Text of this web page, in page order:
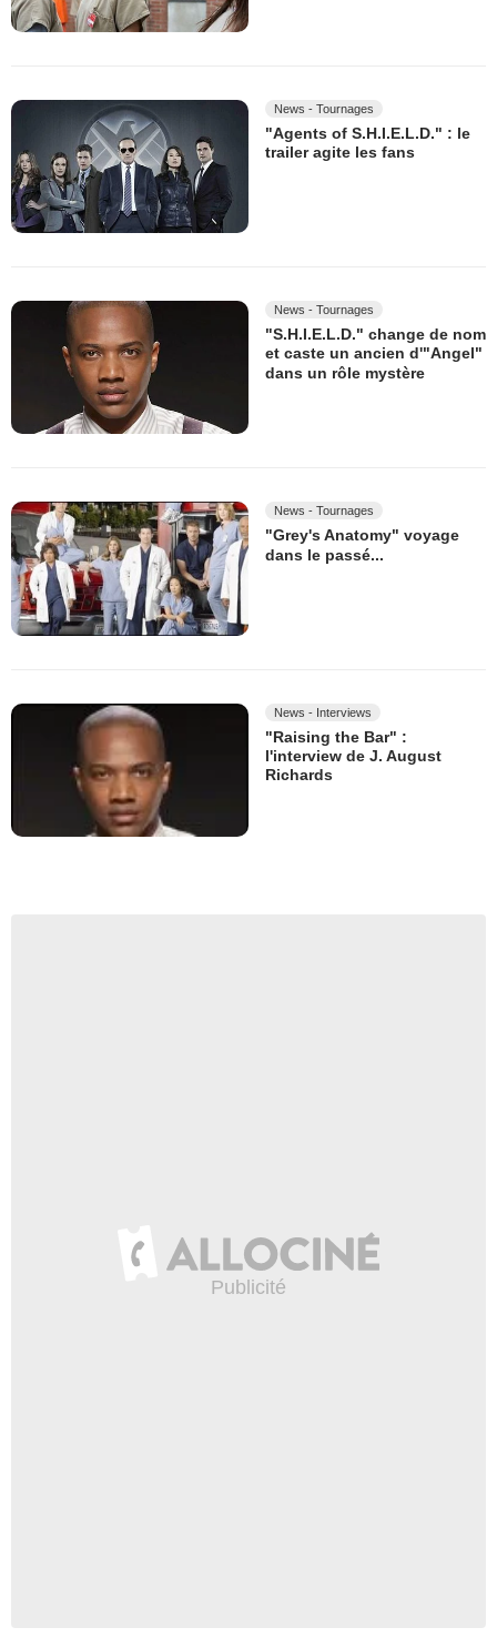
News - Tournages
"Agents of S.H.I.E.L.D." : le
trailer agite les fans
News - Tournages
"S.H.I.E.L.D." change de nom
et caste un ancien d'"Angel"
dans un rôle mystère
News - Tournages
"Grey's Anatomy" voyage
dans le passé...
News - Interviews
"Raising the Bar" :
l'interview de J. August
Richards